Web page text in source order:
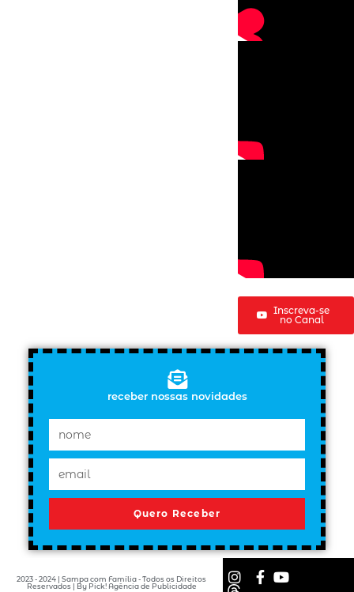
Inscreva-se
no Canal
receber nossas novidades
Quero Receber
2023 - 2024 | Sampa com Família - Todos os Direitos
Reservados | By Pick! Agência de Publicidade